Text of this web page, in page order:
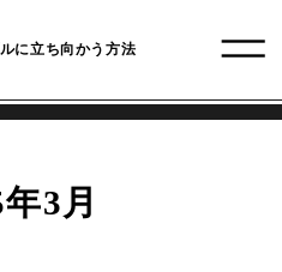
に立ち向かう方法
3月